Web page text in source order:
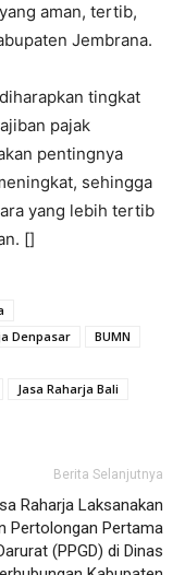
aman, tertib,
Jembrana.
tingkat
pajak
pentingnya
sehingga
yang lebih tertib
[]
Denpasar
BUMN
Jasa Raharja Bali
Berita Selanjutnya
Raharja Laksanakan
Pertolongan Pertama
(PPGD) di Dinas